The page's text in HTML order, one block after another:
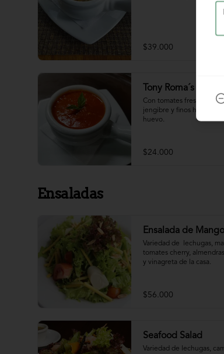
$39.000
Tony Roma´s
Con tomates frescos,
jengibre y finos hilos de
huevo.
$24.000
Ensaladas
Ensalada de
Variedad de  lechugas,
tomates cherry,
y vinagreta de la casa.
$56.000
Seafood Salad
Variedad de lechugas,